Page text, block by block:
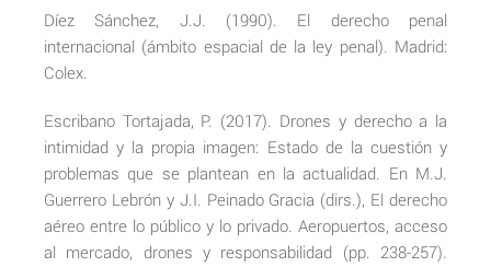
Díez Sánchez, J.J. (1990). El derecho penal
internacional (ámbito espacial de la ley penal). Madrid:
Colex.
Escribano Tortajada, P. (2017). Drones y derecho a la
intimidad y la propia imagen: Estado de la cuestión y
problemas que se plantean en la actualidad. En M.J.
Guerrero Lebrón y J.I. Peinado Gracia (dirs.), El derecho
aéreo entre lo público y lo privado. Aeropuertos, acceso
al mercado, drones y responsabilidad (pp. 238-257).